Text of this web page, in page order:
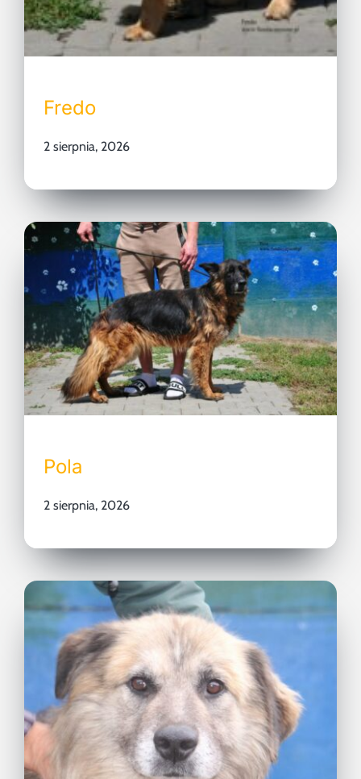
Fredo
2 sierpnia, 2026
Pola
2 sierpnia, 2026